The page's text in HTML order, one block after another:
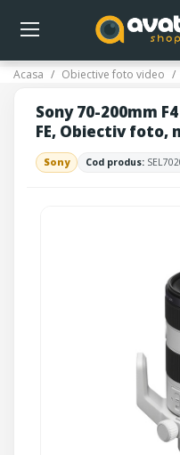
Acasa Obiective foto video
Sony 70-200mm
FE, Obiectiv foto,
Sony Cod produs: